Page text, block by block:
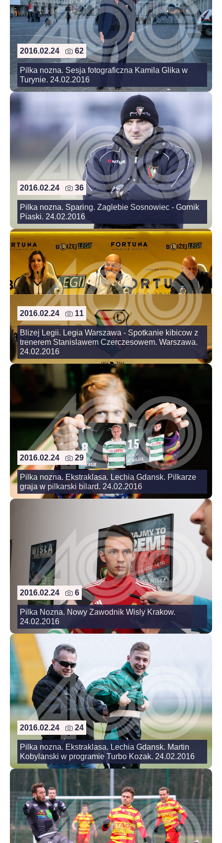
2016.02.24 62
Pilka nozna. Sesja fotograficzna Kamila Glika w
Turynie. 24.02.2016
2016.02.24 36
Pilka nozna. Sparing. Zaglebie Sosnowiec - Gornik
Piaski. 24.02.2016
2016.02.24 11
Blizej Legii. Legia Warszawa - Spotkanie kibicow z
trenerem Stanislawem Czerczesowem. Warszawa.
24.02.2016
2016.02.24 29
Pilka nozna. Ekstraklasa. Lechia Gdansk. Pilkarze
graja w pilkarski bilard. 24.02.2016
2016.02.24 6
Pilka Nozna. Nowy Zawodnik Wisly Krakow.
24.02.2016
2016.02.24 24
Pilka nozna. Ekstraklasa. Lechia Gdansk. Martin
Kobylanski w programie Turbo Kozak. 24.02.2016